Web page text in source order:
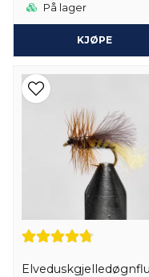
På lager
KJØPE